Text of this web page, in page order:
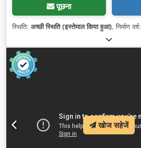
पूछना
स्थिति: अच्छी स्थिति (इस्तेमाल किया हुआ), निर्माण वर्ष:
खोज सहेजें